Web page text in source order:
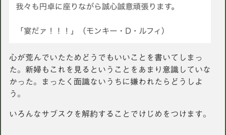
心が荒んでいたためどうでもいいことを書いてしまっ
た。新婦もこれを見るということをあまり意識していな
かった。まったく面識ないうちに嫌われたらどうしよ
う。
いろんなサブスクを解約することでけじめをつけます。